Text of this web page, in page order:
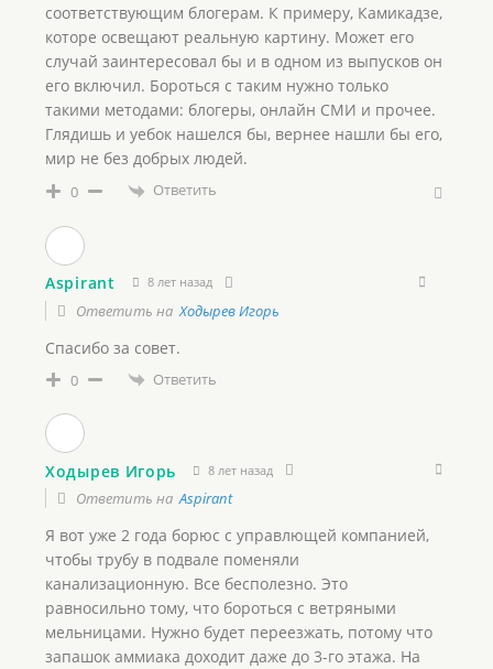
соответствующим блогерам. К примеру, Камикадзе,
которе освещают реальную картину. Может его
случай заинтересовал бы и в одном из выпусков он
его включил. Бороться с таким нужно только
такими методами: блогеры, онлайн СМИ и прочее.
Глядишь и уебок нашелся бы, вернее нашли бы его,
мир не без добрых людей.
0 Ответить
Aspirant 8 лет назад
Ответить на Ходырев Игорь
Спасибо за совет.
0 Ответить
Ходырев Игорь 8 лет назад
Ответить наAspirant
Я вот уже 2 года борюс с управлющей компанией,
чтобы трубу в подвале поменяли
канализационную. Все бесполезно. Это
равносильно тому, что бороться с ветряными
мельницами. Нужно будет переезжать, потому что
запашок аммиака доходит даже до 3-го этажа. На